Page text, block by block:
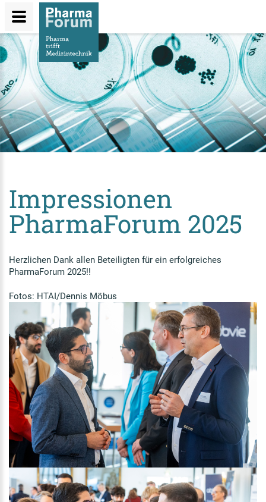
Direkt
zum
Inhalt
Impressionen
PharmaForum 2025
Herzlichen Dank allen Beteiligten für ein erfolgreiches
PharmaForum 2025!!
Fotos: HTAI/Dennis Möbus